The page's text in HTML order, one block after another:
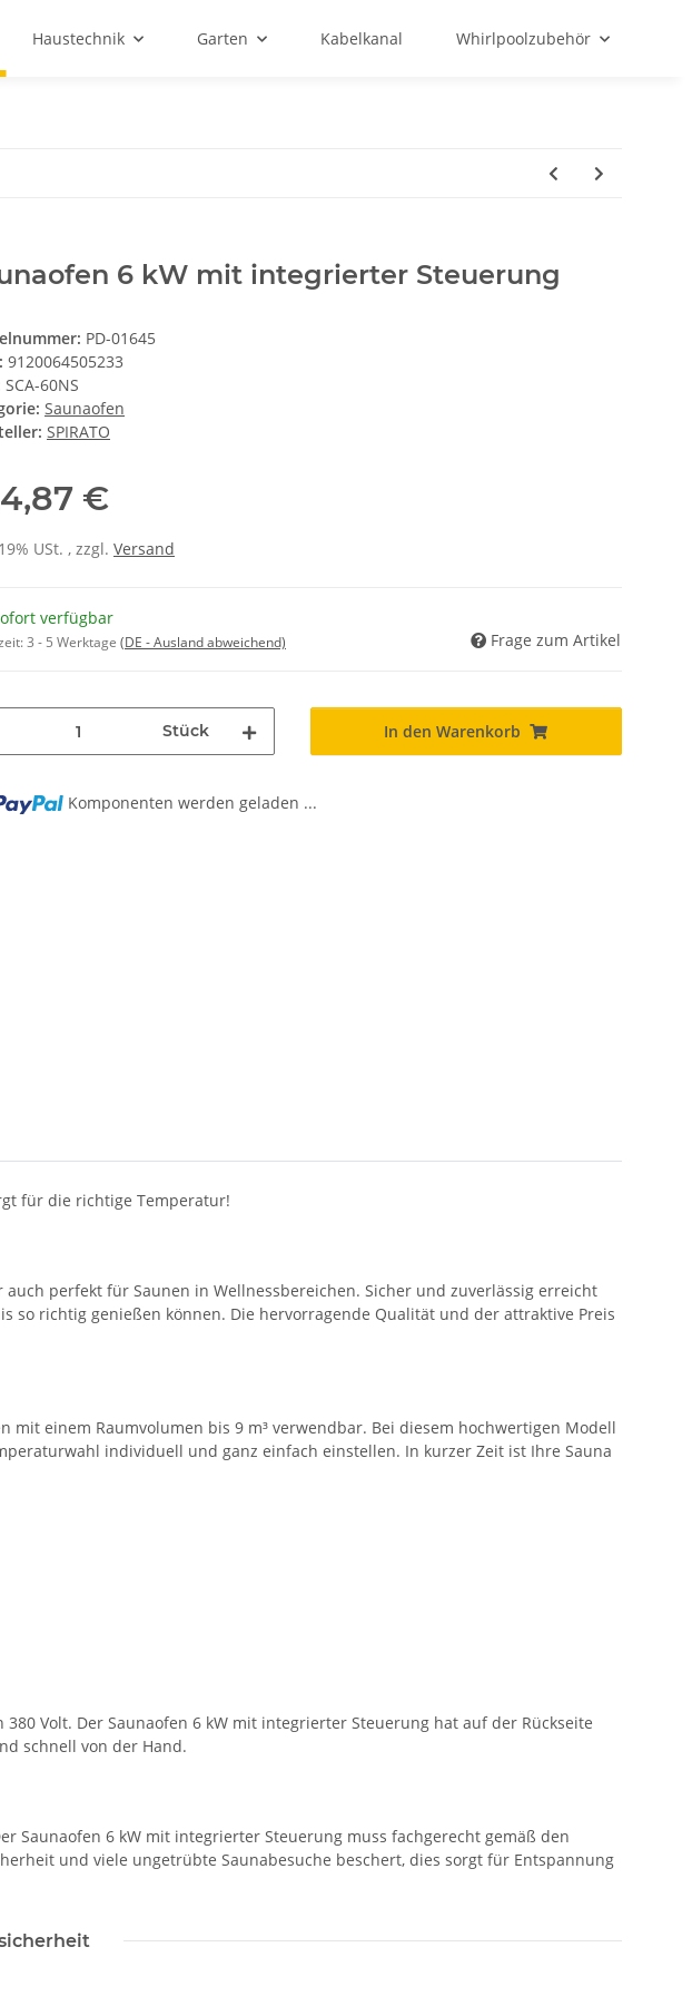
Haustechnik Garten Kabelkanal Whirlpoolzubehör
6 kW mit integrierter Steuerung
PD-01645
9120064505233
SCA-60NS
Saunaofen
SPIRATO
€
USt. , zzgl. Versand
verfügbar
3 - 5 Werktage (DE - Ausland abweichend) Frage zum Artikel
Stück In den Warenkorb
Komponenten werden geladen ...
für die richtige Temperatur!
perfekt für Saunen in Wellnessbereichen. Sicher und zuverlässig erreicht
so richtig genießen können. Die hervorragende Qualität und der attraktive Preis
einem Raumvolumen bis 9 m³ verwendbar. Bei diesem hochwertigen Modell
individuell und ganz einfach einstellen. In kurzer Zeit ist Ihre Sauna
Volt. Der Saunaofen 6 kW mit integrierter Steuerung hat auf der Rückseite
schnell von der Hand.
Saunaofen 6 kW mit integrierter Steuerung muss fachgerecht gemäß den
und viele ungetrübte Saunabesuche beschert, dies sorgt für Entspannung